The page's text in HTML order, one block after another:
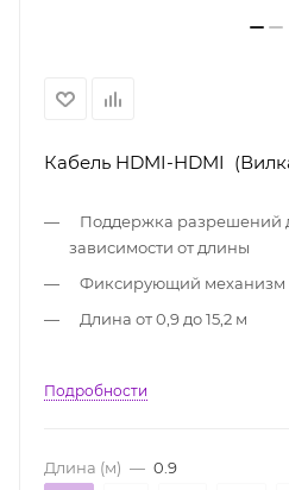
Кабель HDMI-HDMI
Поддержка разрешений
зависимости от длины
Фиксирующий механизм
Длина от 0,9 до 15,2 м
Подробности
Длина (м) — 0.9